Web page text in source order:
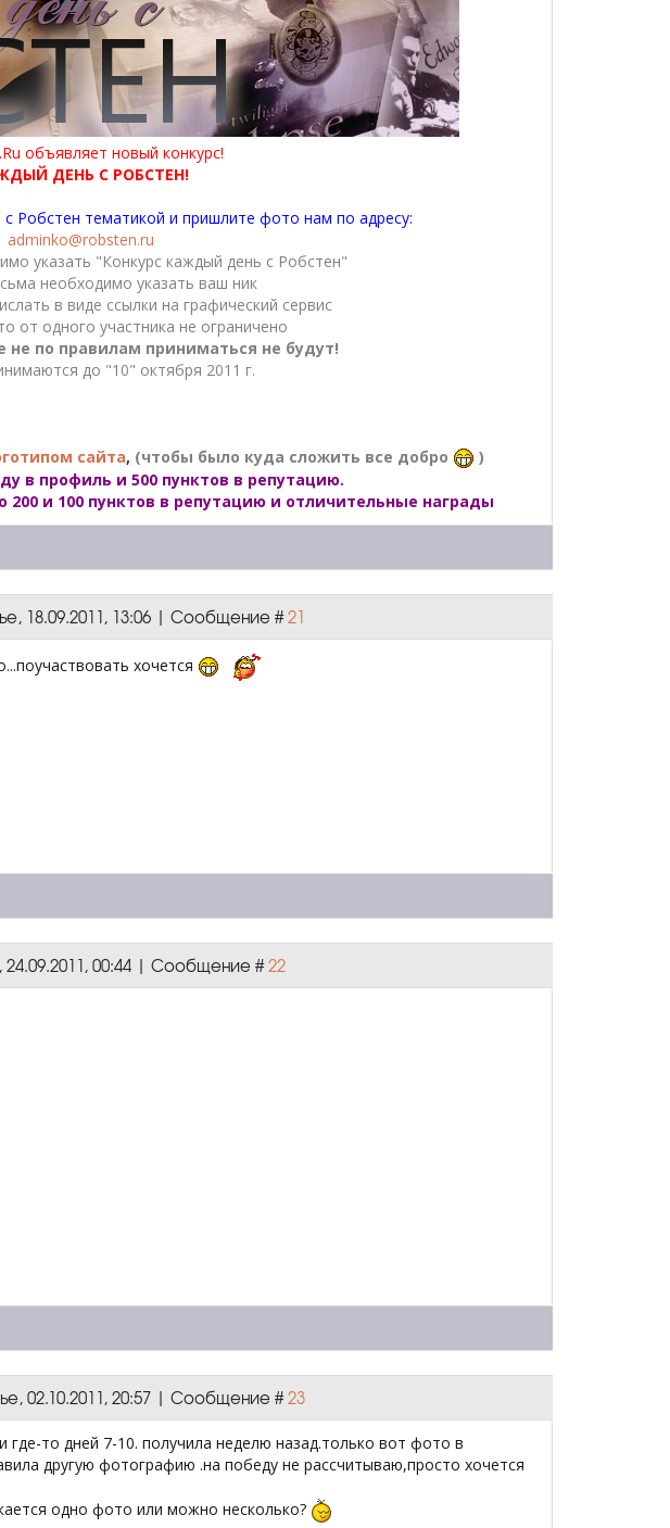
объявляет новый конкурс!
ДЕНЬ С РОБСТЕН!
Робстен тематикой и пришлите фото нам по адресу:
adminko@robsten.ru
указать "Конкурс каждый день с Робстен"
необходимо указать ваш ник
в виде ссылки на графический сервис
от одного участника не ограничено
по правилам приниматься не будут!
до "10" октября 2011 г.
сайта, (чтобы было куда сложить все добро
)
в профиль и 500 пунктов в репутацию.
200 и 100 пунктов в репутацию и отличительные награды
18.09.2011, 13:06 | Сообщение #21
хочется
00:44 | Сообщение #22
02.10.2011, 20:57 | Сообщение #23
где-то дней 7-10. получила неделю назад.только вот фото в
другую фотографию .на победу не рассчитываю,просто хочется
одно фото или можно несколько?